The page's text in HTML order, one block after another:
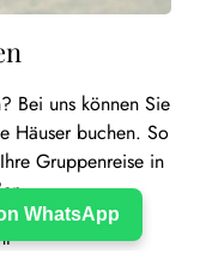
Bei uns können Sie
Häuser buchen. So
Gruppenreise in
WhatsApp